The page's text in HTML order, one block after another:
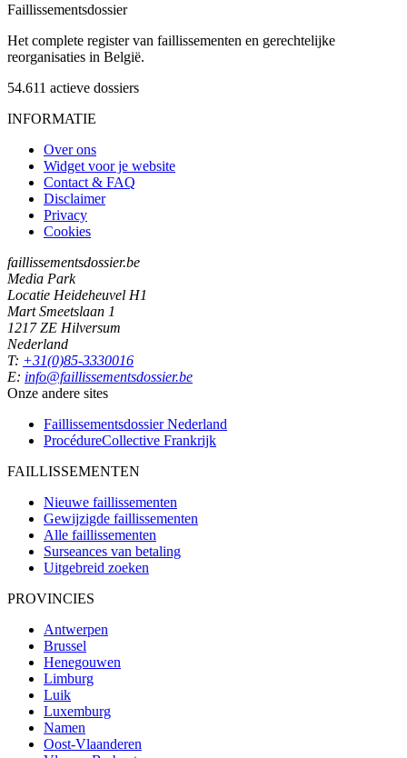
Faillissementsdossier
Het complete register van faillissementen en gerechtelijke
reorganisaties in België.
54.611 actieve dossiers
INFORMATIE
Over ons
Widget voor je website
Contact & FAQ
Disclaimer
Privacy
Cookies
faillissementsdossier.be
Media Park
Locatie Heideheuvel H1
Mart Smeetslaan 1
1217 ZE Hilversum
Nederland
T: +31(0)85-3330016
E: info@faillissementsdossier.be
Onze andere sites
Faillissementsdossier Nederland
ProcédureCollective Frankrijk
FAILLISSEMENTEN
Nieuwe faillissementen
Gewijzigde faillissementen
Alle faillissementen
Surseances van betaling
Uitgebreid zoeken
PROVINCIES
Antwerpen
Brussel
Henegouwen
Limburg
Luik
Luxemburg
Namen
Oost-Vlaanderen